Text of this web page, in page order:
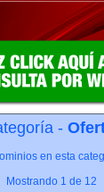
-
en esta
Mostrando 1 de 12